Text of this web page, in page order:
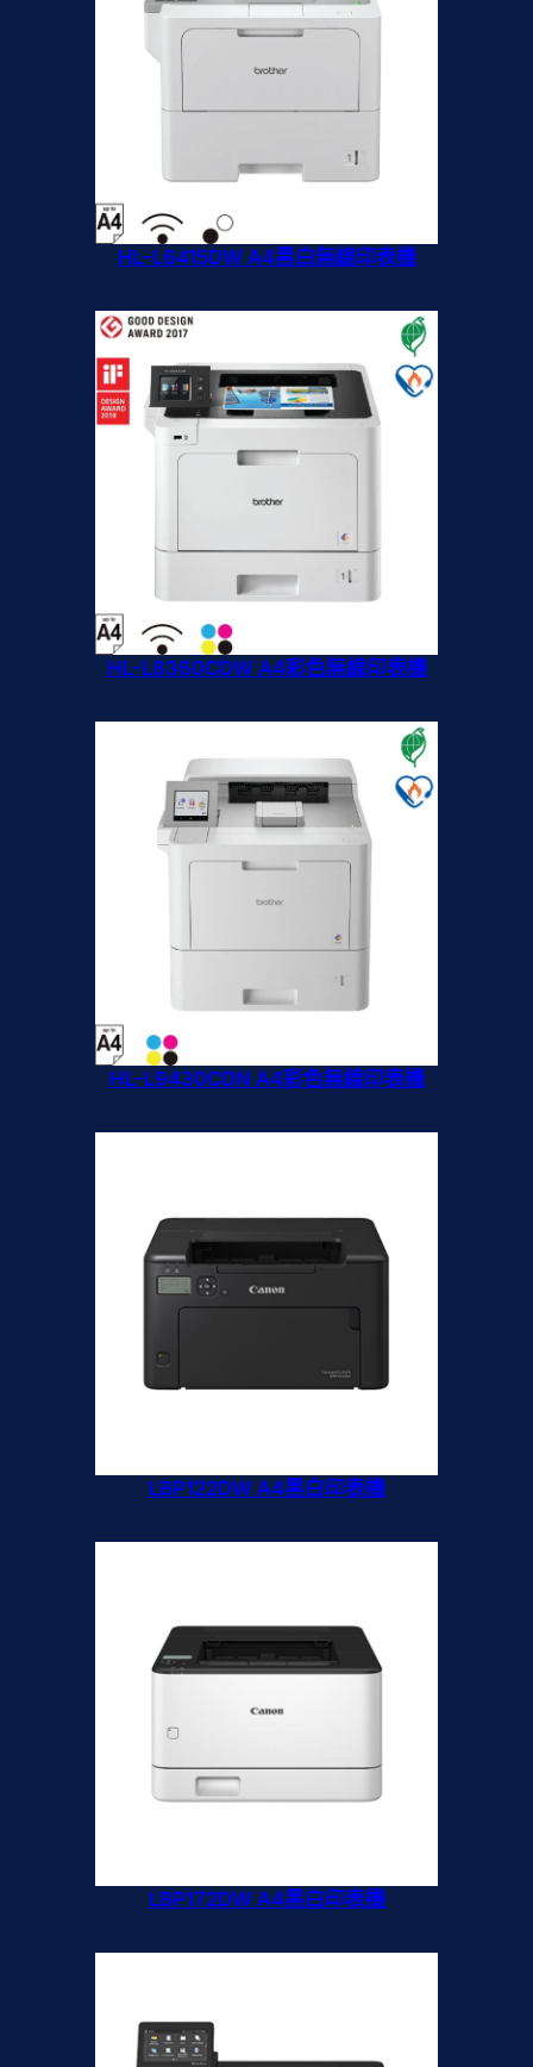
HL-L6415DW A4黑白無線印表機
HL-L8360CDW A4彩色無線印表機
HL-L9430CDN A4彩色無線印表機
LBP122DW A4黑白印表機
LBP172DW A4黑白印表機